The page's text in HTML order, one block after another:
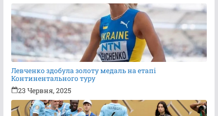
Левченко здобула золоту медаль на етапі
Континентального туру
23 Червня, 2025